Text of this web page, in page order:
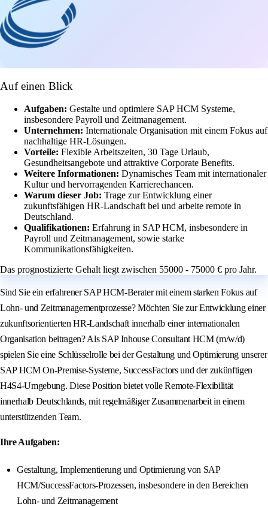
Auf einen Blick
Aufgaben: Gestalte und optimiere SAP HCM Systeme,
insbesondere Payroll und Zeitmanagement.
Unternehmen: Internationale Organisation mit einem Fokus auf
nachhaltige HR-Lösungen.
Vorteile: Flexible Arbeitszeiten, 30 Tage Urlaub,
Gesundheitsangebote und attraktive Corporate Benefits.
Weitere Informationen: Dynamisches Team mit internationaler
Kultur und hervorragenden Karrierechancen.
Warum dieser Job: Trage zur Entwicklung einer
zukunftsfähigen HR-Landschaft bei und arbeite remote in
Deutschland.
Qualifikationen: Erfahrung in SAP HCM, insbesondere in
Payroll und Zeitmanagement, sowie starke
Kommunikationsfähigkeiten.
Das prognostizierte Gehalt liegt zwischen 55000 - 75000 € pro Jahr.
Sind Sie ein erfahrener SAP HCM-Berater mit einem starken Fokus auf
Lohn- und Zeitmanagementprozesse? Möchten Sie zur Entwicklung einer
zukunftsorientierten HR-Landschaft innerhalb einer internationalen
Organisation beitragen? Als SAP Inhouse Consultant HCM (m/w/d)
spielen Sie eine Schlüsselrolle bei der Gestaltung und Optimierung unserer
SAP HCM On-Premise-Systeme, SuccessFactors und der zukünftigen
H4S4-Umgebung. Diese Position bietet volle Remote-Flexibilität
innerhalb Deutschlands, mit regelmäßiger Zusammenarbeit in einem
unterstützenden Team.
Ihre Aufgaben:
Gestaltung, Implementierung und Optimierung von SAP
HCM/SuccessFactors-Prozessen, insbesondere in den Bereichen
Lohn- und Zeitmanagement